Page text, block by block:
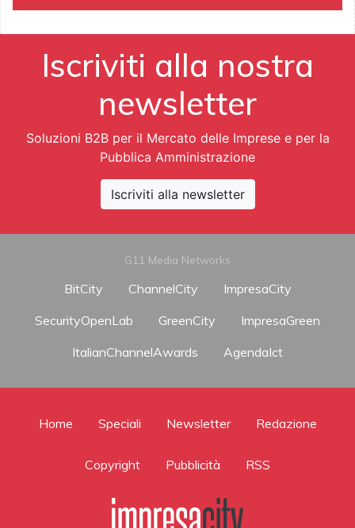
Iscriviti alla nostra
newsletter
Soluzioni B2B per il Mercato delle Imprese e per la
Pubblica Amministrazione
Iscriviti alla newsletter
G11 Media Networks
BitCity ChannelCity
ImpresaCity
SecurityOpenLab
GreenCity
ImpresaGreen
ItalianChannelAwards
AgendaIct
Home Speciali Newsletter Redazione
Copyright Pubblicità RSS